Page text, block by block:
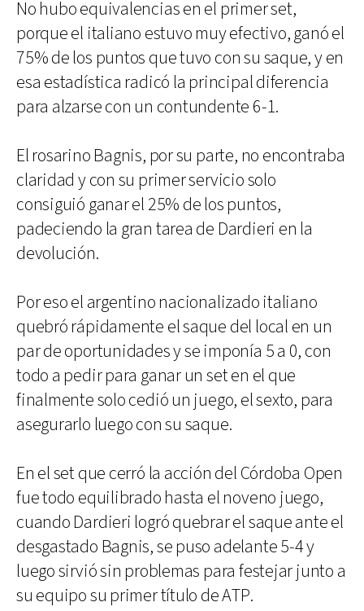
No hubo equivalencias en el primer set,
porque el italiano estuvo muy efectivo, ganó el
75% de los puntos que tuvo con su saque, y en
esa estadística radicó la principal diferencia
para alzarse con un contundente 6-1.
El rosarino Bagnis, por su parte, no encontraba
claridad y con su primer servicio solo
consiguió ganar el 25% de los puntos,
padeciendo la gran tarea de Dardieri en la
devolución.
Por eso el argentino nacionalizado italiano
quebró rápidamente el saque del local en un
par de oportunidades y se imponía 5 a 0, con
todo a pedir para ganar un set en el que
finalmente solo cedió un juego, el sexto, para
asegurarlo luego con su saque.
En el set que cerró la acción del Córdoba Open
fue todo equilibrado hasta el noveno juego,
cuando Dardieri logró quebrar el saque ante el
desgastado Bagnis, se puso adelante 5-4 y
luego sirvió sin problemas para festejar junto a
su equipo su primer título de ATP.